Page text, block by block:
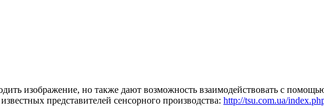
изображение, но также дают возможность взаимодействовать с
представителей сенсорного производства: http://tsu.com.ua/